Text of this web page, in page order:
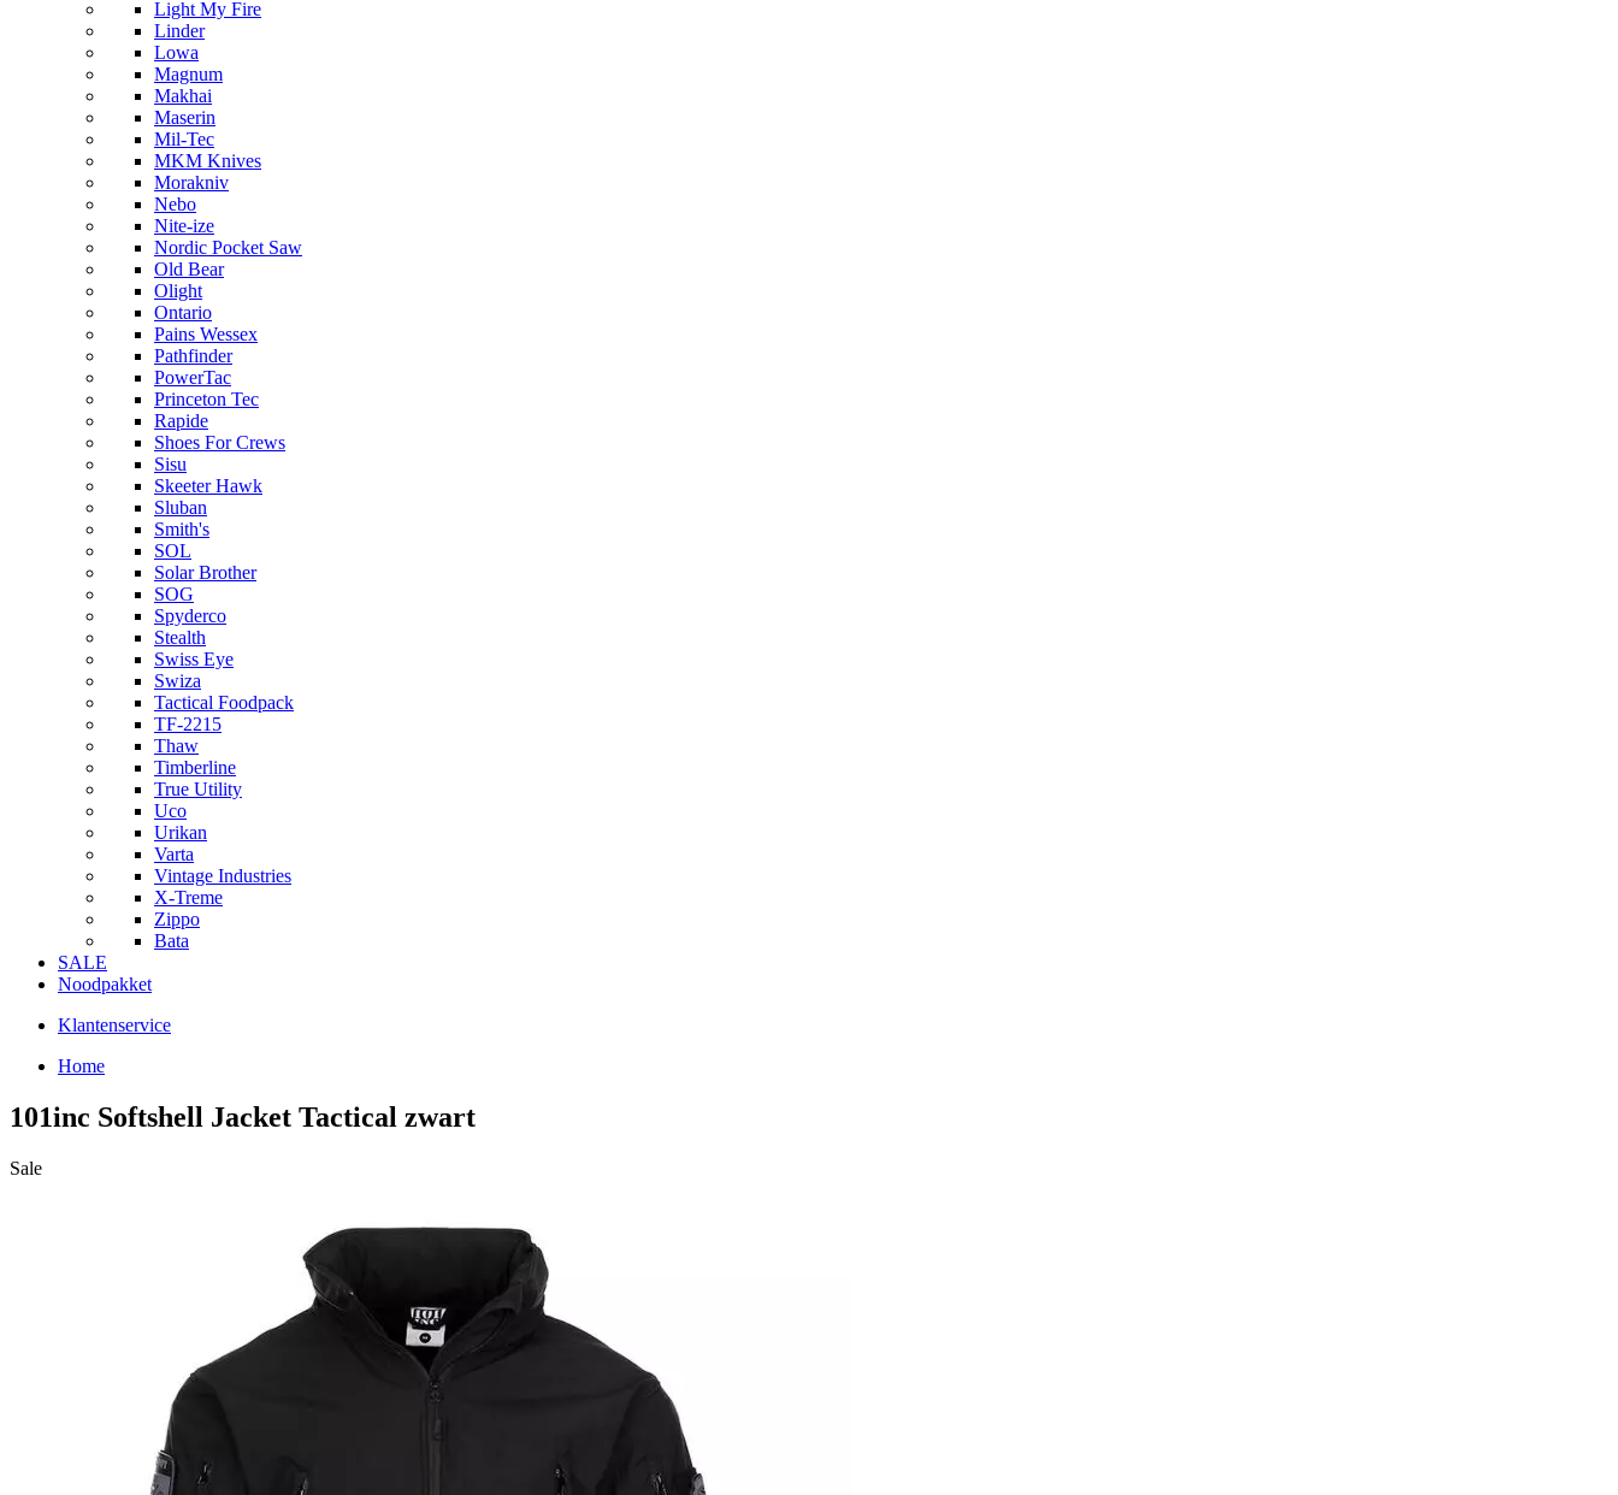
Light My Fire
Linder
Lowa
Magnum
Makhai
Maserin
Mil-Tec
MKM Knives
Morakniv
Nebo
Nite-ize
Nordic Pocket Saw
Old Bear
Olight
Ontario
Pains Wessex
Pathfinder
PowerTac
Princeton Tec
Rapide
Shoes For Crews
Sisu
Skeeter Hawk
Sluban
Smith's
SOL
Solar Brother
SOG
Spyderco
Stealth
Swiss Eye
Swiza
Tactical Foodpack
TF-2215
Thaw
Timberline
True Utility
Uco
Urikan
Varta
Vintage Industries
X-Treme
Zippo
Bata
SALE
Noodpakket
Klantenservice
Home
101inc Softshell Jacket Tactical zwart
Sale